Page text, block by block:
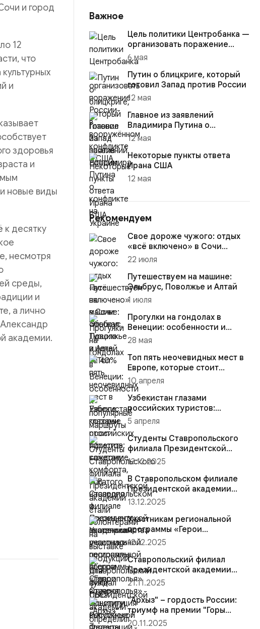
и город
12
что
и
здоровья
и
новые виды
к десятку
несмотря
среды,
и
а лично
академии.
Важное
Цель политики Центробанка —
организовать поражение
России в вооружённом
конфликте с США
6 мая
Путин о блицкриге, который
готовил Запад против России
12 мая
Главное из заявлений
Владимира Путина о
конфликте на Украине
12 мая
Некоторые пункты ответа
Ирана США
12 мая
Рекомендуем
Свое дороже чужого: отдых
«всё включено» в Сочи
обогнал Турцию в цене на
22 июля
Путешествуем на машине:
Эльбрус, Поволжье и Алтай
1 июля
Прогулки на гондолах в
Венеции: особенности и
популярные маршруты
28 мая
Топ пять неочевидных мест в
Европе, которые стоит
посетить каждому
10 апреля
Узбекистан глазами
российских туристов:
сочетание комфорта,
богатого наследи...
5 апреля
Студенты Ставропольского
филиала Президентской
академии стали волонтёрами
на...
13.12.2025
В Ставропольском филиале
Президентской академии
участники региональной
13.12.2025
Участникам региональной
программы «Герои
Ставрополья» вручена
Конституция Ро...
12.12.2025
Ставропольский филиал
Президентской академии
определил победителей
турнира ...
21.11.2025
"Архыз" – гордость России:
триумф на премии "Горы
России"...
20.11.2025